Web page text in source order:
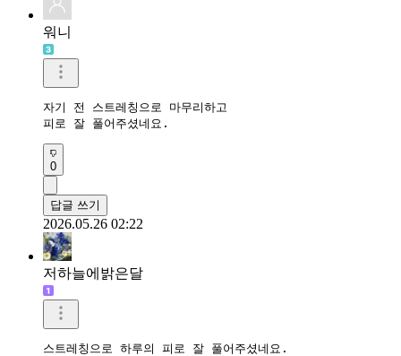
워니
자기 전 스트레칭으로 마무리하고
피로 잘 풀어주셨네요.
0
답글 쓰기
2026.05.26 02:22
저하늘에밝은달
스트레칭으로 하루의 피로 잘 풀어주셨네요.